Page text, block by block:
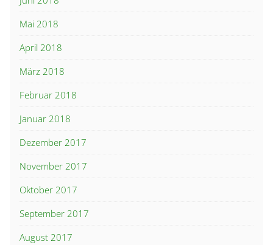
Mai 2018
April 2018
März 2018
Februar 2018
Januar 2018
Dezember 2017
November 2017
Oktober 2017
September 2017
August 2017